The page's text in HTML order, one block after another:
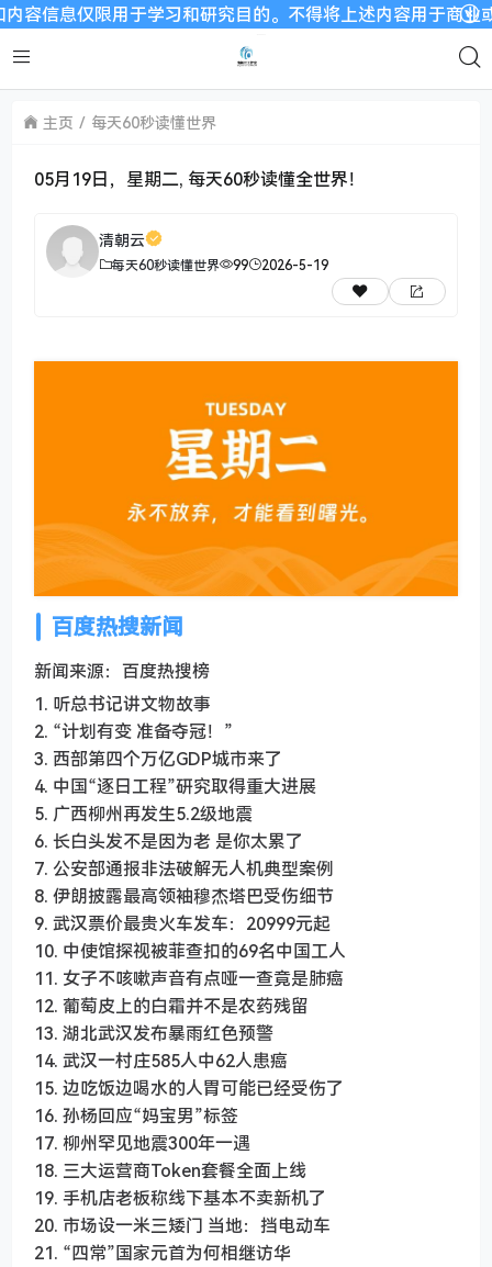
息仅限用于学习和研究目的。不得将上述内容用于商业或
主页 每天60秒读懂世界
05月19日，星期二, 每天60秒读懂全世界！
清朝云
每天60秒读懂世界 99 2026-5-19
百度热搜新闻
新闻来源：百度热搜榜
1. 听总书记讲文物故事
2. “计划有变 准备夺冠！”
3. 西部第四个万亿GDP城市来了
4. 中国“逐日工程”研究取得重大进展
5. 广西柳州再发生5.2级地震
6. 长白头发不是因为老 是你太累了
7. 公安部通报非法破解无人机典型案例
8. 伊朗披露最高领袖穆杰塔巴受伤细节
9. 武汉票价最贵火车发车：20999元起
10. 中使馆探视被菲查扣的69名中国工人
11. 女子不咳嗽声音有点哑一查竟是肺癌
12. 葡萄皮上的白霜并不是农药残留
13. 湖北武汉发布暴雨红色预警
14. 武汉一村庄585人中62人患癌
15. 边吃饭边喝水的人胃可能已经受伤了
16. 孙杨回应“妈宝男”标签
17. 柳州罕见地震300年一遇
18. 三大运营商Token套餐全面上线
19. 手机店老板称线下基本不卖新机了
20. 市场设一米三矮门 当地：挡电动车
21. “四常”国家元首为何相继访华